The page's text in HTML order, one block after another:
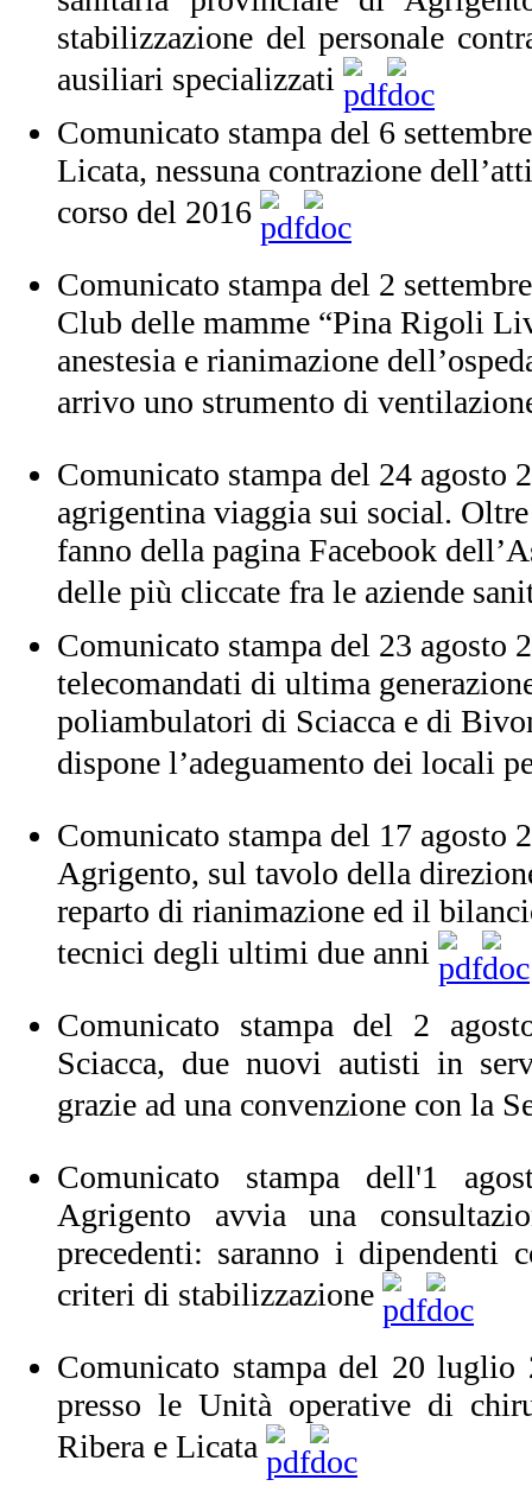
stabilizzazione del personale
ausiliari specializzati
Comunicato stampa del 6
Licata, nessuna contrazione
corso del 2016
Comunicato stampa del 2
Club delle mamme “Pina Rigoli
anestesia e rianimazione
arrivo uno strumento di
Comunicato stampa del 24 agosto
agrigentina viaggia sui social.
fanno della pagina Facebook
delle più cliccate fra le aziende
Comunicato stampa del 23 agosto
telecomandati di ultima
poliambulatori di Sciacca e di
dispone l’adeguamento dei locali
Comunicato stampa del 17 agosto
Agrigento, sul tavolo della
reparto di rianimazione ed il
tecnici degli ultimi due anni
Comunicato stampa del 2
Sciacca, due nuovi autisti in
grazie ad una convenzione con la
Comunicato stampa dell'1
Agrigento avvia una
precedenti: saranno i dipendenti
criteri di stabilizzazione
Comunicato stampa del 20
presso le Unità operative di
Ribera e Licata